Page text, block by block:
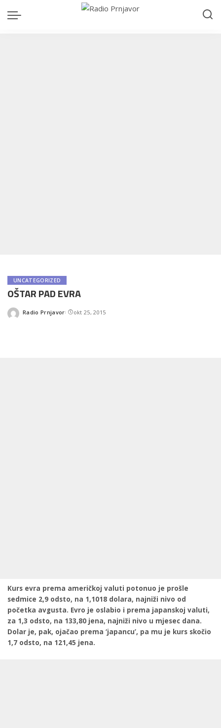
UNCATEGORIZED
OŠTAR PAD EVRA
Posted
Radio Prnjavor okt 25, 2015
Kurs evra prema američkoj valuti potonuo je prošle
sedmice 2,9 odsto, na 1,1018 dolara, najniži nivo od
početka avgusta. Evro je oslabio i prema japanskoj valuti,
za 1,3 odsto, na 133,80 jena, najniži nivo u mjesec dana.
Dolar je, pak, ojačao prema ‘japancu’, pa mu je kurs skočio
1,7 odsto, na 121,45 jena.